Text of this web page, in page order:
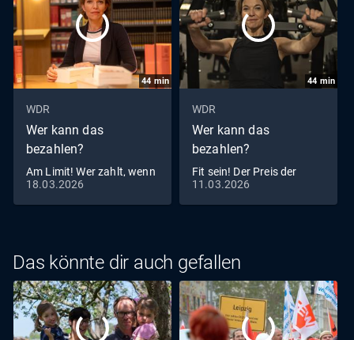
44 min
WDR
Wer kann das
bezahlen?
Am Limit! Wer zahlt, wenn
keiner zahlt
18.03.2026
44 min
WDR
Wer kann das
bezahlen?
Fit sein! Der Preis der
Gesundheit
11.03.2026
Das könnte dir auch gefallen